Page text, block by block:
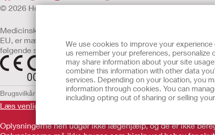
We use cookies to improve your
us remember your preferences,
may share information about your site
combine this information with other data
services. Depending on your location, you
information through cookies. You can
including opting out of sharing or selling
© 2026 Hollister Incorporated
Medicinsk udstyr, der sælges i
EU, er mærket med et af
følgende symboler
Brugsvilkår Politik om beskyttelse af personlige oplysningerBrug af
Læs venligst brugsvejledningen inden brug for information
Oplysningerne heri udgør ikke lægehjælp, og de er ikke